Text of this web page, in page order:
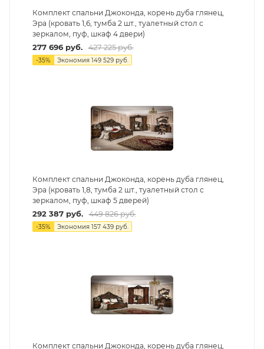
Комплект спальни Джоконда, корень дуба глянец,
Эра (кровать 1,6, тумба 2 шт., туалетный стол с
зеркалом, пуф, шкаф 4 двери)
277 696руб. 427 225руб.
-35% Экономия 149 529руб.
Комплект спальни Джоконда, корень дуба глянец,
Эра (кровать 1,8, тумба 2 шт., туалетный стол с
зеркалом, пуф, шкаф 5 дверей)
292 387руб. 449 826руб.
-35% Экономия 157 439руб.
Комплект спальни Джоконда, корень дуба глянец,